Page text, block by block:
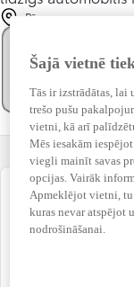
Rīga
Atlasītais
17 990 €
(0% PVN)
Reģistrācija
12-2018
Šajā vietnē
Tās ir izstrādātas, lai
trešo pušu
vietni, kā arī
Mēs iesakām
viegli mainīt savas
opcijas. Vairāk
Apmeklējot vietni,
kuras nevar atspējot
nodrošināšanai.